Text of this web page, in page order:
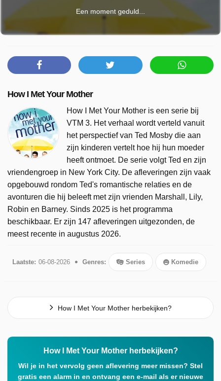
Een moment geduld...
How I Met Your Mother
How I Met Your Mother is een serie bij
VTM 3. Het verhaal wordt verteld vanuit
het perspectief van Ted Mosby die aan
zijn kinderen vertelt hoe hij hun moeder
heeft ontmoet. De serie volgt Ted en zijn
vriendengroep in New York City. De afleveringen zijn vaak
opgebouwd rondom Ted's romantische relaties en de
avonturen die hij beleeft met zijn vrienden Marshall, Lily,
Robin en Barney. Sinds 2025 is het programma
beschikbaar. Er zijn 147 afleveringen uitgezonden, de
meest recente in augustus 2026.
Laatste: 06-08-2026 Genres: Series Komedie
How I Met Your Mother herbekijken?
How I Met Your Mother herbekijken?
Wil je in het vervolg geen aflevering meer missen? Stel
gratis een alarm in en ontvang een e-mail als er nieuwe